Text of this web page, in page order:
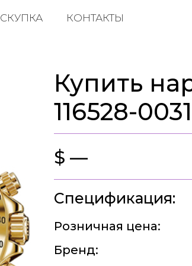
СКУПКА КОНТАКТЫ
Купить
116528-0031
$ —
Спецификация:
Розничная цена:
Бренд: